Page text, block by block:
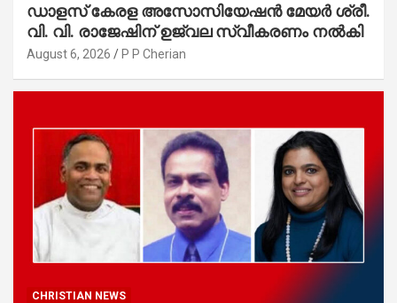
ഡാളസ് കേരള അസോസിയേഷൻ മേയർ ശ്രീ.
വി. വി. രാജേഷിന് ഉജ്വല സ്വീകരണം നൽകി
August 6, 2026 P P Cherian
CHRISTIAN NEWS